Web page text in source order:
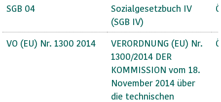
SGB 04
Sozialgesetzbuch IV
(SGB IV)
VO (EU) Nr. 1300 2014
VERORDNUNG (EU) Nr.
1300/2014 DER
KOMMISSION vom 18.
November 2014 über
die technischen